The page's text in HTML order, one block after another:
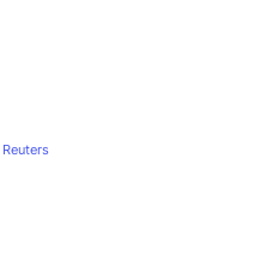
Reuters